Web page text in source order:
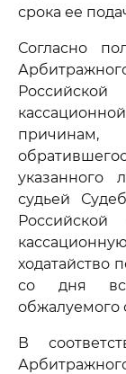
срока ее
Согласно
указанного
судьей
ходатайство
со дня
обжалуемого
В